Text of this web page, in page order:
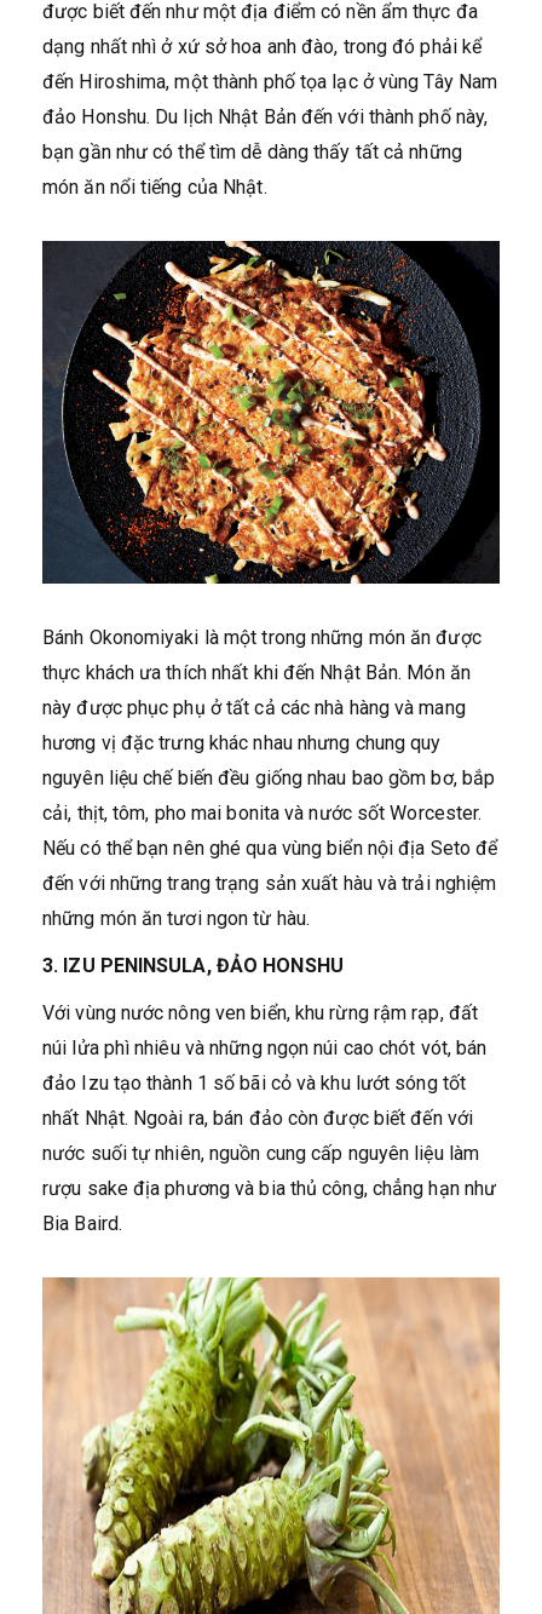
được biết đến như một địa điểm có nền ẩm thực đa
dạng nhất nhì ở xứ sở hoa anh đào, trong đó phải kể
đến Hiroshima, một thành phố tọa lạc ở vùng Tây Nam
đảo Honshu. Du lịch Nhật Bản đến với thành phố này,
bạn gần như có thể tìm dễ dàng thấy tất cả những
món ăn nổi tiếng của Nhật.
Bánh Okonomiyaki là một trong những món ăn được
thực khách ưa thích nhất khi đến Nhật Bản. Món ăn
này được phục phụ ở tất cả các nhà hàng và mang
hương vị đặc trưng khác nhau nhưng chung quy
nguyên liệu chế biến đều giống nhau bao gồm bơ, bắp
cải, thịt, tôm, pho mai bonita và nước sốt Worcester.
Nếu có thể bạn nên ghé qua vùng biển nội địa Seto để
đến với những trang trạng sản xuất hàu và trải nghiệm
những món ăn tươi ngon từ hàu.
3. IZU PENINSULA, ĐẢO HONSHU
Với vùng nước nông ven biển, khu rừng rậm rạp, đất
núi lửa phì nhiêu và những ngọn núi cao chót vót, bán
đảo Izu tạo thành 1 số bãi cỏ và khu lướt sóng tốt
nhất Nhật. Ngoài ra, bán đảo còn được biết đến với
nước suối tự nhiên, nguồn cung cấp nguyên liệu làm
rượu sake địa phương và bia thủ công, chẳng hạn như
Bia Baird.